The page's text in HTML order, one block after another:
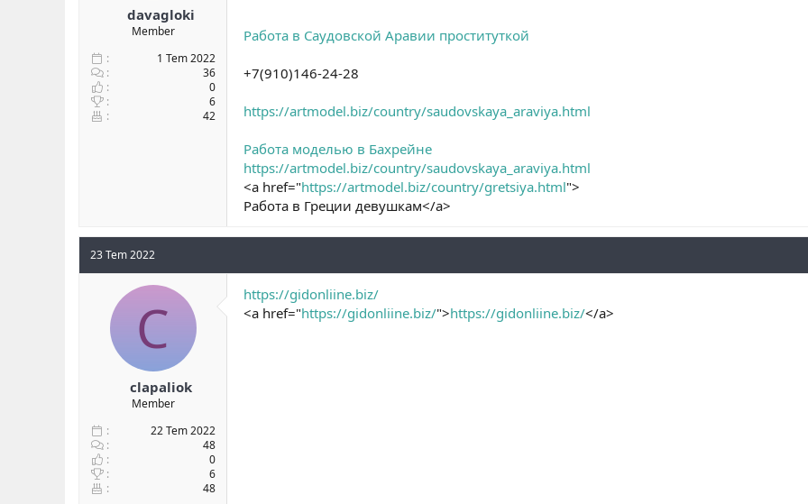
davagloki
Member
1 Tem 2022
36
0
6
42
Работа в Саудовской Аравии проституткой
+7(910)146-24-28
https://artmodel.biz/country/saudovskaya_araviya.html
Работа моделью в Бахрейне
https://artmodel.biz/country/saudovskaya_araviya.html
<a href="https://artmodel.biz/country/gretsiya.html">
Работа в Греции девушкам</a>
23 Tem 2022
C
clapaliok
Member
22 Tem 2022
48
0
6
48
https://gidonliine.biz/
<a href="https://gidonliine.biz/">https://gidonliine.biz/</a>